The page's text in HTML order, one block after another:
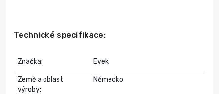
Technické specifikace:
Značka: Evek
Země a oblast
výroby:
Německo